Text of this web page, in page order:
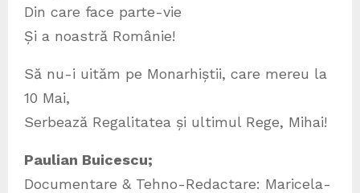
Din care face parte-vie
Și a noastră Românie!
Să nu-i uităm pe Monarhiștii, care mereu la
10 Mai,
Serbează Regalitatea și ultimul Rege, Mihai!
Paulian Buicescu;
Documentare & Tehno-Redactare: Maricela-